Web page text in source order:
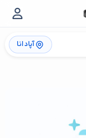
آپادانا